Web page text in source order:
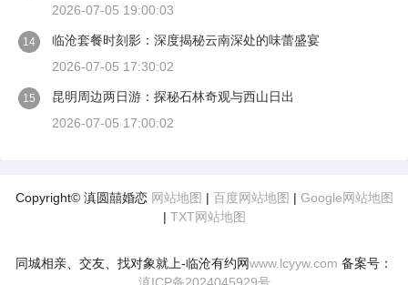
2026-07-05 19:00:03
14
临沧套餐时刻影：深度揭秘云南深处的味蕾盛宴
2026-07-05 17:30:02
15
昆明周边两日游：探秘石林奇观与西山日出
2026-07-05 17:00:02
Copyright© 滇圆囍婚恋 网站地图 | 百度网站地图 | Google网站地图
| TXT网站地图
同城相亲、交友、找对象就上-临沧有约网www.lcyyw.com 备案号：